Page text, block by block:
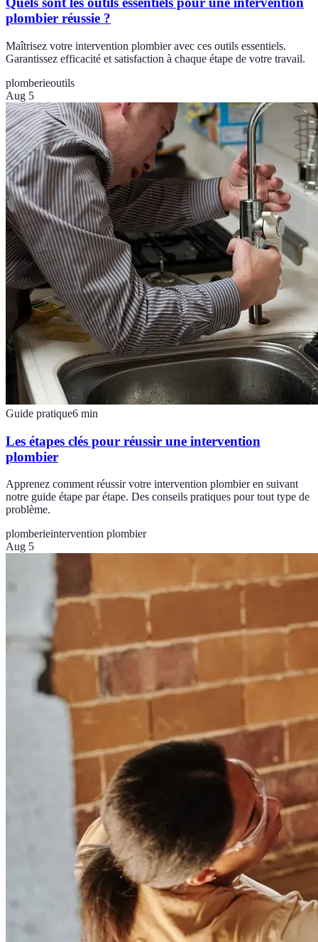
plombier réussie ?
Maîtrisez votre intervention plombier avec ces outils essentiels.
Garantissez efficacité et satisfaction à chaque étape de votre travail.
plomberieoutils
Aug 5
Guide pratique6 min
Les étapes clés pour réussir une intervention
plombier
Apprenez comment réussir votre intervention plombier en suivant
notre guide étape par étape. Des conseils pratiques pour tout type de
problème.
plomberieintervention plombier
Aug 5